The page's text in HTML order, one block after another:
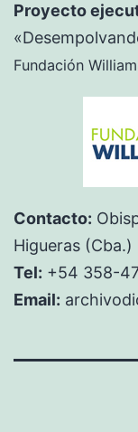
Proyecto
Fundación
Contacto:
Higueras (Cba.)
Tel: +54 358-
Email: